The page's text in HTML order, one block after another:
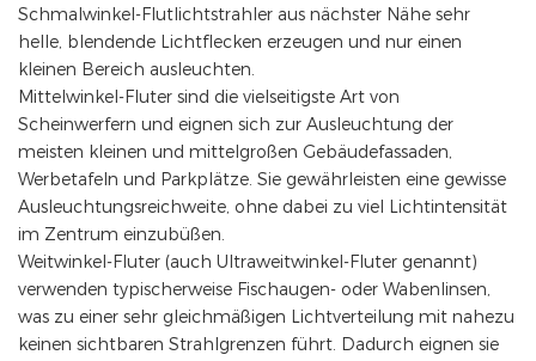
Schmalwinkel-Flutlichtstrahler aus nächster Nähe sehr
helle, blendende Lichtflecken erzeugen und nur einen
kleinen Bereich ausleuchten.
Mittelwinkel-Fluter sind die vielseitigste Art von
Scheinwerfern und eignen sich zur Ausleuchtung der
meisten kleinen und mittelgroßen Gebäudefassaden,
Werbetafeln und Parkplätze. Sie gewährleisten eine gewisse
Ausleuchtungsreichweite, ohne dabei zu viel Lichtintensität
im Zentrum einzubüßen.
Weitwinkel-Fluter (auch Ultraweitwinkel-Fluter genannt)
verwenden typischerweise Fischaugen- oder Wabenlinsen,
was zu einer sehr gleichmäßigen Lichtverteilung mit nahezu
keinen sichtbaren Strahlgrenzen führt. Dadurch eignen sie